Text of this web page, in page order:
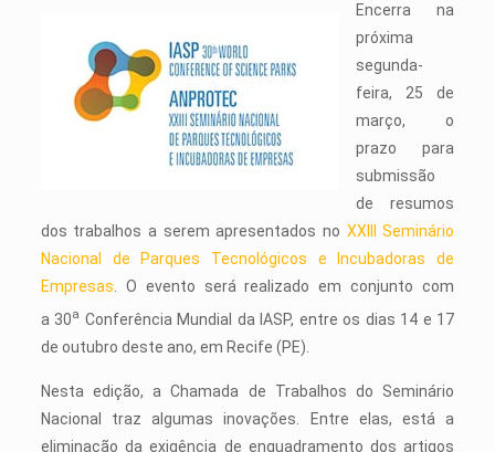
Encerra na
próxima
segunda-
feira, 25 de
março, o
prazo para
submissão
de resumos
dos trabalhos a serem apresentados no XXIII Seminário
Nacional de Parques Tecnológicos e Incubadoras de
Empresas . O evento será realizado em conjunto com
a 30a Conferência Mundial da IASP, entre os dias 14 e 17
de outubro deste ano, em Recife (PE).
Nesta edição, a Chamada de Trabalhos do Seminário
Nacional traz algumas inovações. Entre elas, está a
eliminação da exigência de enquadramento dos artigos